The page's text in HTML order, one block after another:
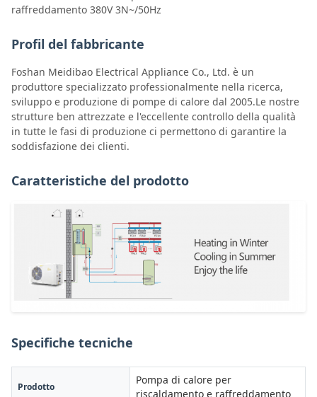
raffreddamento 380V 3N~/50Hz
Profil del fabbricante
Foshan Meidibao Electrical Appliance Co., Ltd. è un
produttore specializzato professionalmente nella ricerca,
sviluppo e produzione di pompe di calore dal 2005.Le nostre
strutture ben attrezzate e l'eccellente controllo della qualità
in tutte le fasi di produzione ci permettono di garantire la
soddisfazione dei clienti.
Caratteristiche del prodotto
Specifiche tecniche
Prodotto
Pompa di calore per
riscaldamento e raffreddamento